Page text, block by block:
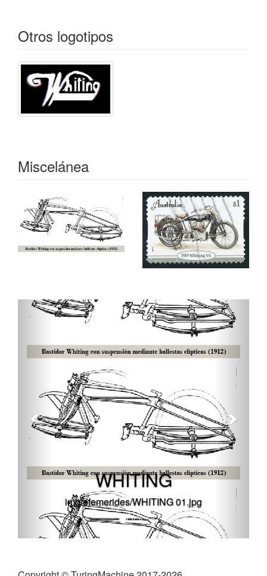
Otros logotipos
Miscelánea
WHITING
img/efemerides/WHITING 01.jpg